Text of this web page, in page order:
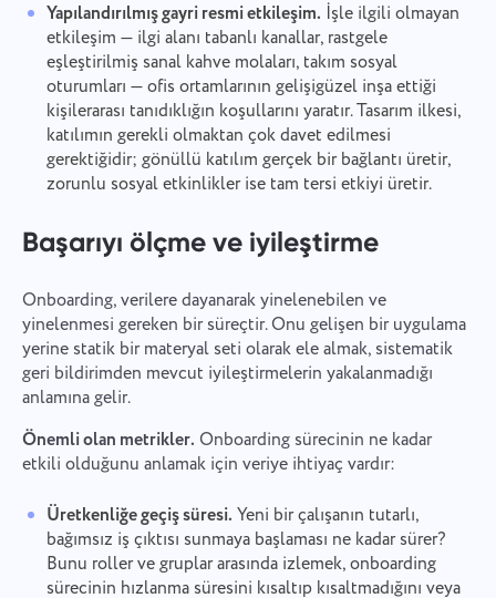
Yapılandırılmış gayri resmi etkileşim. İşle ilgili olmayan
etkileşim — ilgi alanı tabanlı kanallar, rastgele
eşleştirilmiş sanal kahve molaları, takım sosyal
oturumları — ofis ortamlarının gelişigüzel inşa ettiği
kişilerarası tanıdıklığın koşullarını yaratır. Tasarım ilkesi,
katılımın gerekli olmaktan çok davet edilmesi
gerektiğidir; gönüllü katılım gerçek bir bağlantı üretir,
zorunlu sosyal etkinlikler ise tam tersi etkiyi üretir.
Başarıyı ölçme ve iyileştirme
Onboarding, verilere dayanarak yinelenebilen ve
yinelenmesi gereken bir süreçtir. Onu gelişen bir uygulama
yerine statik bir materyal seti olarak ele almak, sistematik
geri bildirimden mevcut iyileştirmelerin yakalanmadığı
anlamına gelir.
Önemli olan metrikler. Onboarding sürecinin ne kadar
etkili olduğunu anlamak için veriye ihtiyaç vardır:
Üretkenliğe geçiş süresi. Yeni bir çalışanın tutarlı,
bağımsız iş çıktısı sunmaya başlaması ne kadar sürer?
Bunu roller ve gruplar arasında izlemek, onboarding
sürecinin hızlanma süresini kısaltıp kısaltmadığını veya